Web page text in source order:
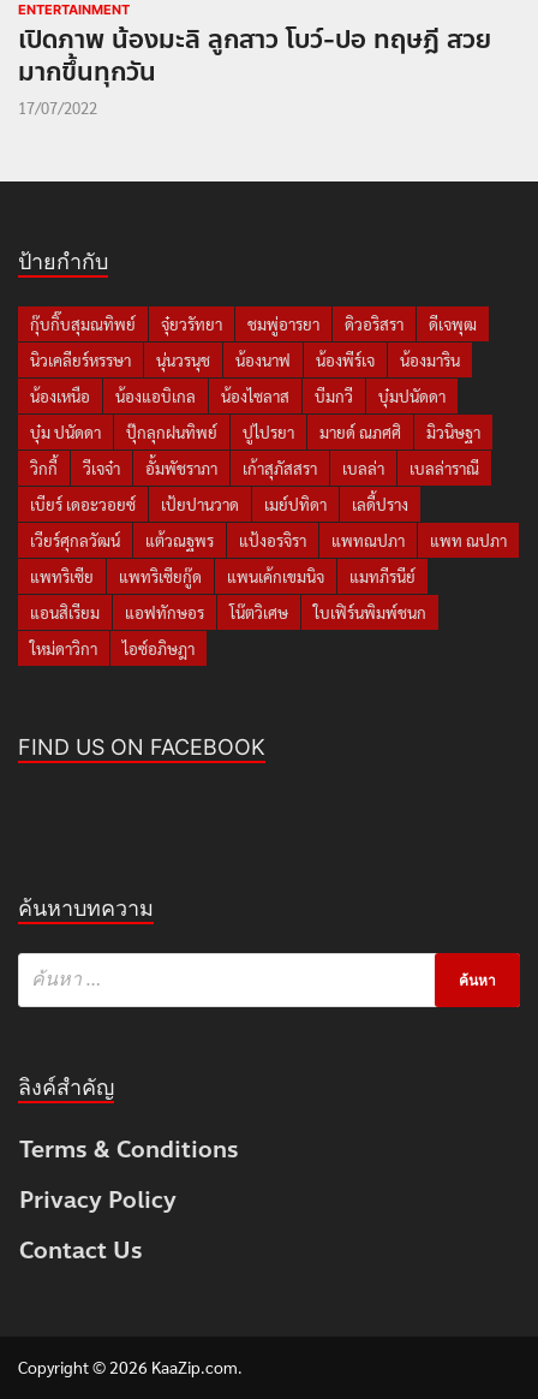
ENTERTAINMENT
เปิดภาพ น้องมะลิ ลูกสาว โบว์-ปอ ทฤษฎี สวย
มากขึ้นทุกวัน
17/07/2022
ป้ายกำกับ
กุ๊บกิ๊บสุมณทิพย์ จุ๋ยวรัทยา ชมพู่อารยา ดิวอริสรา
ดีเจพุฒ
นิวเคลียร์หรรษา
นุ่นวรนุช น้องนาฟ น้องพีร์เจ
น้องมาริน
น้องเหนือ
น้องแอบิเกล น้องไซลาส บีมกวี
บุ๋มปนัดดา
บุ๋ม ปนัดดา
ปุ๊กลุกฝนทิพย์ ปูไปรยา มายด์ ณภศศิ
มิวนิษฐา
วิกกี้
วีเจจ๋า อั้มพัชราภา เก้าสุภัสสรา เบลล่า
เบลล่าราณี
เบียร์ เดอะวอยซ์
เป้ยปานวาด เมย์ปทิดา
เลดี้ปราง
เวียร์ศุกลวัฒน์
แต้วณฐพร แป้งอรจิรา แพทณปภา
แพท ณปภา
แพทริเซีย
แพทริเซียกู๊ด แพนเค้กเขมนิจ
แมทภีรนีย์
แอนสิเรียม
แอฟทักษอร โน๊ตวิเศษ
ใบเฟิร์นพิมพ์ชนก
ใหม่ดาวิกา
ไอซ์อภิษฎา
FIND US ON FACEBOOK
ค้นหาบทความ
ลิงค์สำคัญ
Terms & Conditions
Privacy Policy
Contact Us
Copyright © 2026 KaaZip.com.